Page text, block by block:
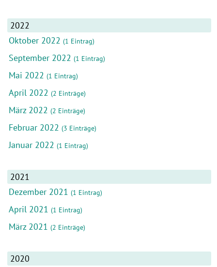
2022
Oktober 2022 (1 Eintrag)
September 2022 (1 Eintrag)
Mai 2022 (1 Eintrag)
April 2022 (2 Einträge)
März 2022 (2 Einträge)
Februar 2022 (3 Einträge)
Januar 2022 (1 Eintrag)
2021
Dezember 2021 (1 Eintrag)
April 2021 (1 Eintrag)
März 2021 (2 Einträge)
2020